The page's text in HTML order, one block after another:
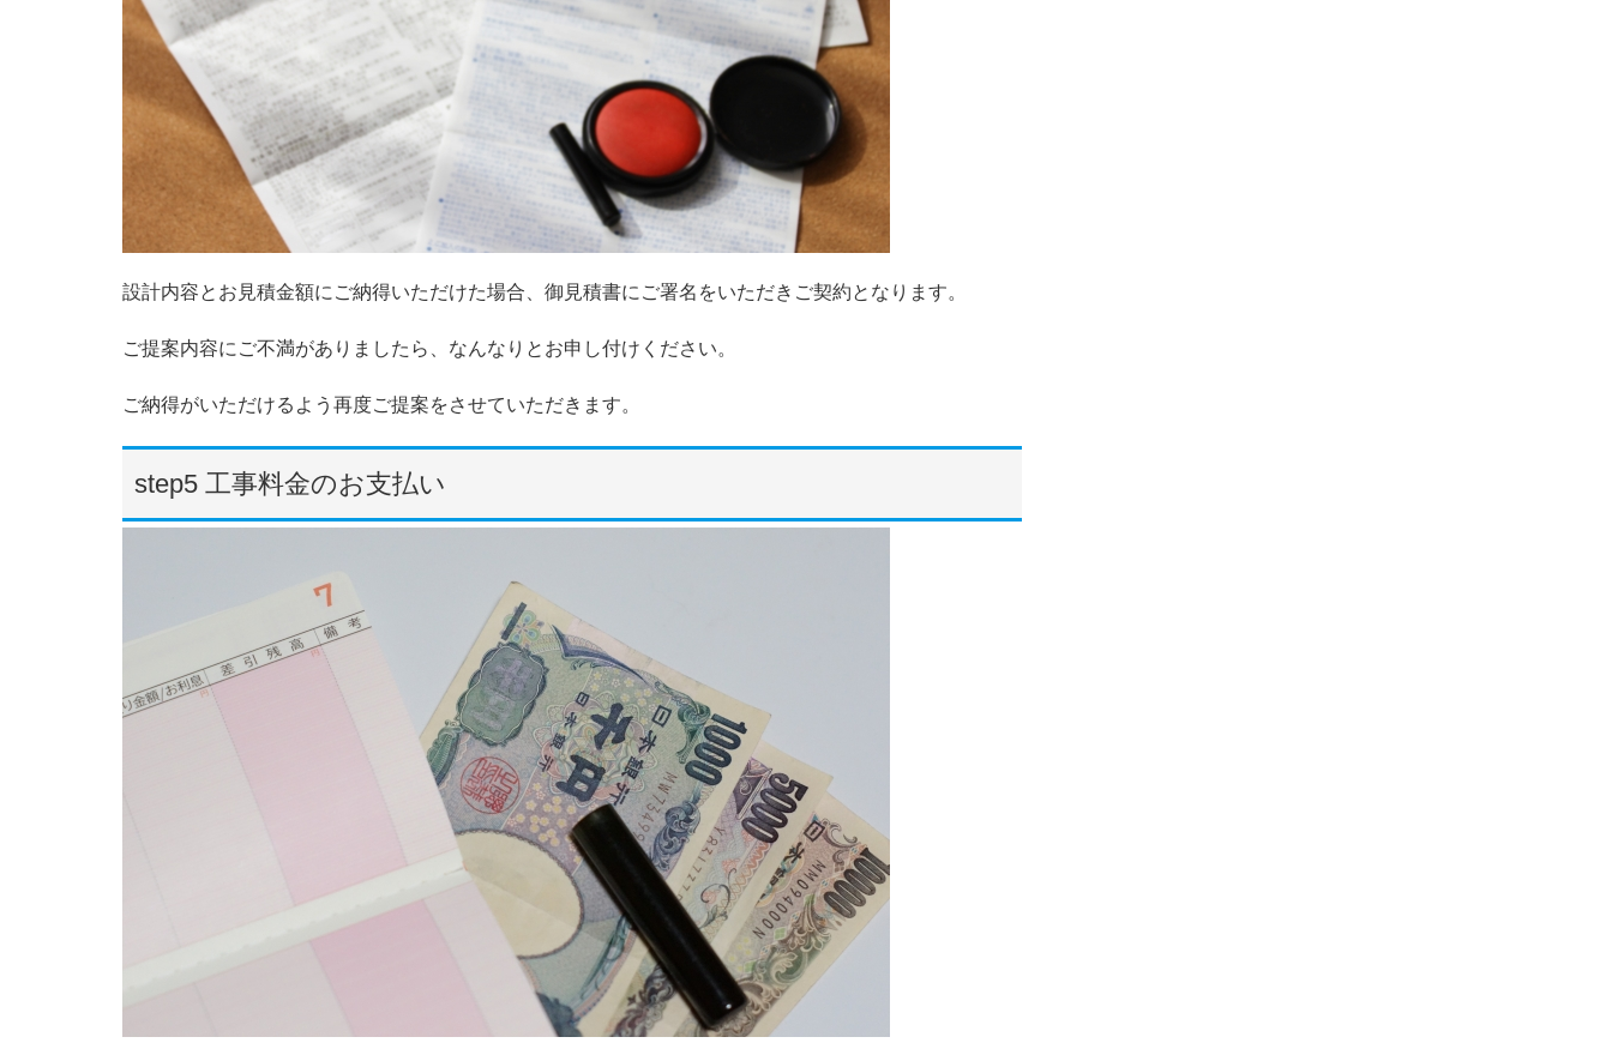
設計内容とお見積金額にご納得いただけた場合、御見積書にご署名をいただきご契約となります。
ご提案内容にご不満がありましたら、なんなりとお申し付けください。
ご納得がいただけるよう再度ご提案をさせていただきます。
step5 工事料金のお支払い